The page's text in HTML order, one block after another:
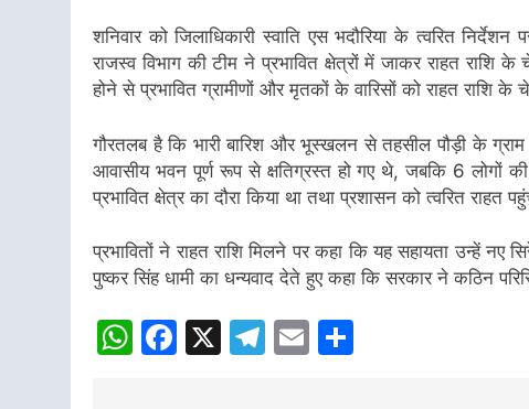
शनिवार को जिलाधिकारी स्वाति एस भदौरिया के त्वरित
राजस्व विभाग की टीम ने प्रभावित क्षेत्रों में जाकर राहत
होने से प्रभावित ग्रामीणों और मृतकों के वारिसों को राहत राशि
गौरतलब है कि भारी बारिश और भूस्खलन से तहसील पौड़ी के
आवासीय भवन पूर्ण रूप से क्षतिग्रस्त हो गए थे, जबकि 6
प्रभावित क्षेत्र का दौरा किया था तथा प्रशासन को त्वरित राहत
प्रभावितों ने राहत राशि मिलने पर कहा कि यह सहायता उन्हें नए
पुष्कर सिंह धामी का धन्यवाद देते हुए कहा कि सरकार ने कठिन
WhatsApp
Facebook
X Telegram
Email